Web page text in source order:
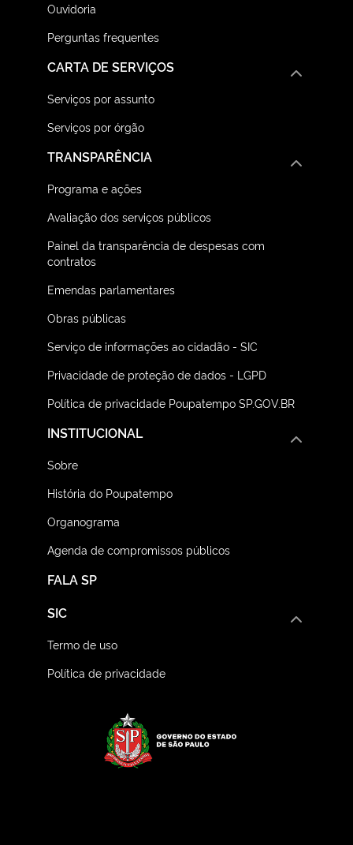
Ouvidoria
Perguntas frequentes
CARTA DE SERVIÇOS
Serviços por assunto
Serviços por órgão
TRANSPARÊNCIA
Programa e ações
Avaliação dos serviços públicos
Painel da transparência de despesas com
contratos
Emendas parlamentares
Obras públicas
Serviço de informações ao cidadão - SIC
Privacidade de proteção de dados - LGPD
Política de privacidade Poupatempo SP.GOV.BR
FALA SP
INSTITUCIONAL
Sobre
História do Poupatempo
Organograma
Agenda de compromissos públicos
SIC
Termo de uso
Política de privacidade